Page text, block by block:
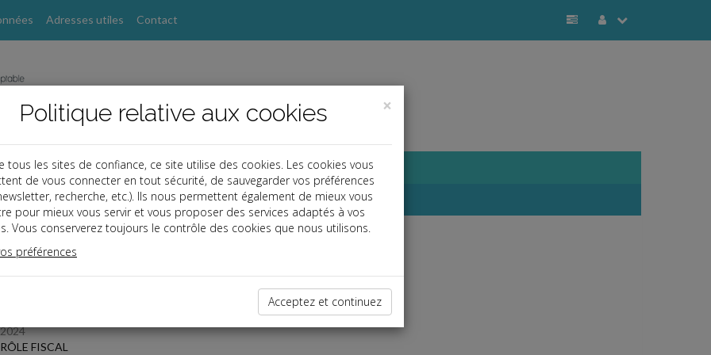
Adresses utiles Contact
dernières dépêches
FISCAL
×
Politique relative aux cookies
tous les sites de confiance, ce site utilise des cookies. Les cookies vous
de vous connecter en tout sécurité, de sauvegarder vos préférences
recherche, etc.). Ils nous permettent également de mieux vous
pour mieux vous servir et vous proposer des services adaptés à vos
Vous conserverez toujours le contrôle des cookies que nous utilisons.
préférences
Acceptez et continuez